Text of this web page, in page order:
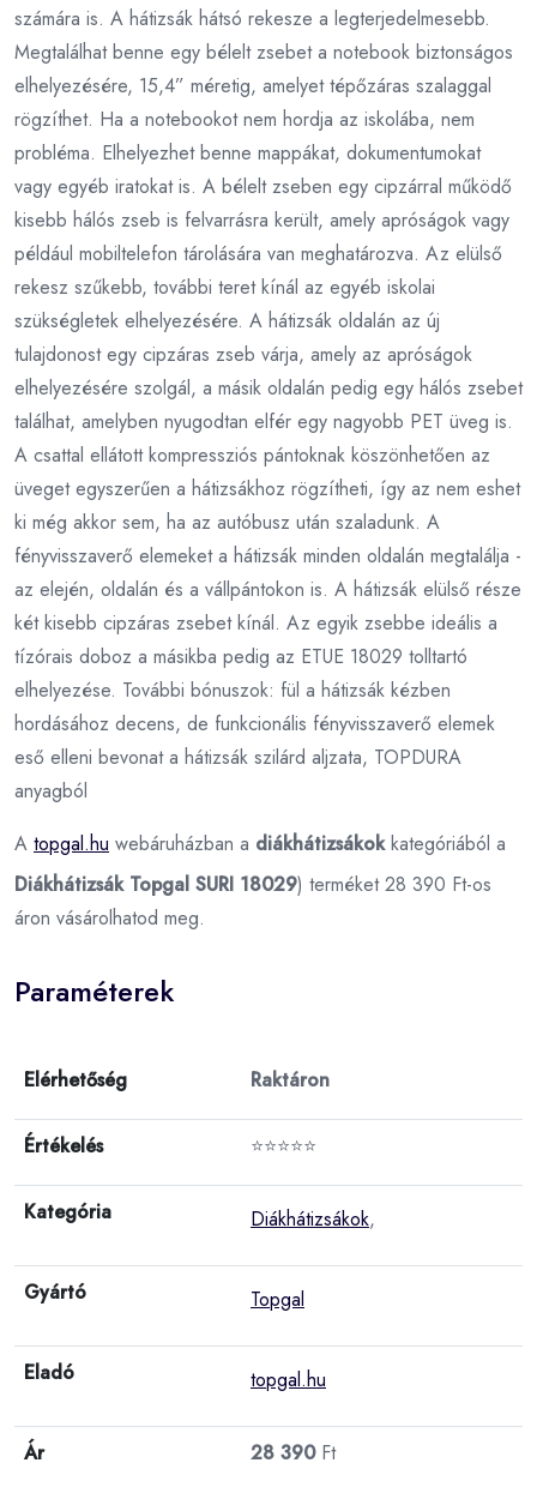
számára is. A hátizsák hátsó rekesze a legterjedelmesebb.
Megtalálhat benne egy bélelt zsebet a notebook biztonságos
elhelyezésére, 15,4” méretig, amelyet tépőzáras szalaggal
rögzíthet. Ha a notebookot nem hordja az iskolába, nem
probléma. Elhelyezhet benne mappákat, dokumentumokat
vagy egyéb iratokat is. A bélelt zseben egy cipzárral működő
kisebb hálós zseb is felvarrásra került, amely apróságok vagy
például mobiltelefon tárolására van meghatározva. Az elülső
rekesz szűkebb, további teret kínál az egyéb iskolai
szükségletek elhelyezésére. A hátizsák oldalán az új
tulajdonost egy cipzáras zseb várja, amely az apróságok
elhelyezésére szolgál, a másik oldalán pedig egy hálós zsebet
találhat, amelyben nyugodtan elfér egy nagyobb PET üveg is.
A csattal ellátott kompressziós pántoknak köszönhetően az
üveget egyszerűen a hátizsákhoz rögzítheti, így az nem eshet
ki még akkor sem, ha az autóbusz után szaladunk. A
fényvisszaverő elemeket a hátizsák minden oldalán megtalálja -
az elején, oldalán és a vállpántokon is. A hátizsák elülső része
két kisebb cipzáras zsebet kínál. Az egyik zsebbe ideális a
tízórais doboz a másikba pedig az ETUE 18029 tolltartó
elhelyezése. További bónuszok: fül a hátizsák kézben
hordásához decens, de funkcionális fényvisszaverő elemek
eső elleni bevonat a hátizsák szilárd aljzata, TOPDURA
anyagból
A topgal.hu webáruházban a diákhátizsákokkategóriából a
Diákhátizsák Topgal SURI 18029) terméket 28 390 Ft-os
áron vásárolhatod meg.
Paraméterek
Elérhetőség Raktáron
Értékelés ⭐⭐⭐⭐⭐
Kategória Diákhátizsákok,
Gyártó Topgal
Eladó topgal.hu
Ár 28 390Ft